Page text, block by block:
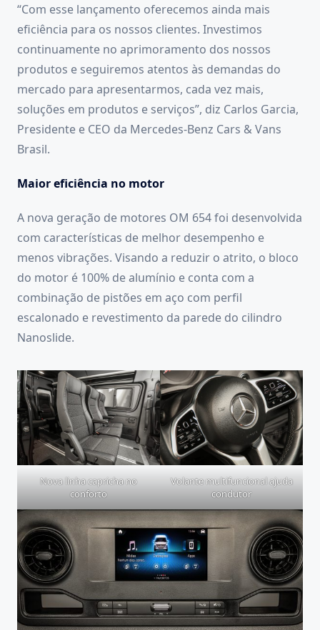
“Com esse lançamento oferecemos ainda mais
eficiência para os nossos clientes. Investimos
continuamente no aprimoramento dos nossos
produtos e seguiremos atentos às demandas do
mercado para apresentarmos, cada vez mais,
soluções em produtos e serviços”, diz Carlos Garcia,
Presidente e CEO da Mercedes-Benz Cars & Vans
Brasil.
Maior eficiência no motor
A nova geração de motores OM 654 foi desenvolvida
com características de melhor desempenho e
menos vibrações. Visando a reduzir o atrito, o bloco
do motor é 100% de alumínio e conta com a
combinação de pistões em aço com perfil
escalonado e revestimento da parede do cilindro
Nanoslide.
Nova linha capricha no
conforto
Volante multifuncional ajuda
condutor